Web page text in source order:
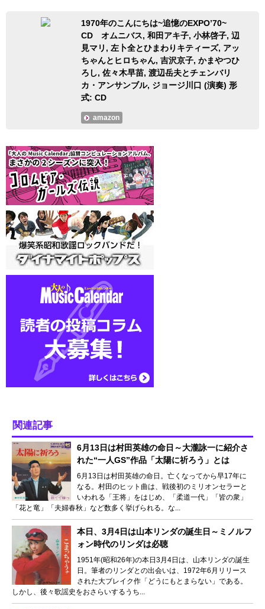
1970年のこんにちは~追憶のEXPO’70~
CD オムニバス, 和田アキ子, 小林啓子, 辺
見マリ, 左卜全とひまわりキティーズ, アッ
ちゃんとヒロちゃん, 吉沢京子, かまやつひ
ろし, 佐々木早苗, 渡辺岳夫とチェンバリ
カ・アンサンブル, ジョージ川口 (演奏) 形
式: CD
amazon
関連記事
6月13日は村田英雄の命日～大瀧詠一に紹介さ
れた“一人GS”作品「太陽に祈ろう」とは
6月13日は村田英雄の命日。亡くなってから早17年に
なる。村田のヒット曲は、戦後初のミリオンセラーと
いわれる「王将」をはじめ、「柔道一代」「皆の衆」
「花と竜」「夫婦春秋」など数多く挙げられる。な...
本日、3月4日は山本リンダの誕生日～ミノルフ
ォン時代のリンダは必聴
1951年(昭和26年)の本日3月4日は、山本リンダの誕生
日。筆者のリンダとの出会いは、1972年6月リリース
された大ブレイク作「どうにもとまらない」である。
しかし、後々歌謡史をおさらいするうち...